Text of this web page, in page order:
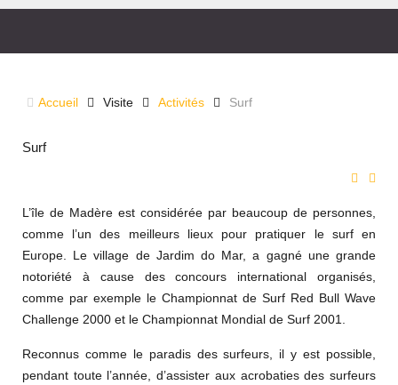
SURF
Accueil Visite Activités Surf
Surf
L’île de Madère est considérée par beaucoup de personnes,
comme l’un des meilleurs lieux pour pratiquer le surf en
Europe. Le village de Jardim do Mar, a gagné une grande
notoriété à cause des concours international organisés,
comme par exemple le Championnat de Surf Red Bull Wave
Challenge 2000 et le Championnat Mondial de Surf 2001.
Reconnus comme le paradis des surfeurs, il y est possible,
pendant toute l’année, d’assister aux acrobaties des surfeurs